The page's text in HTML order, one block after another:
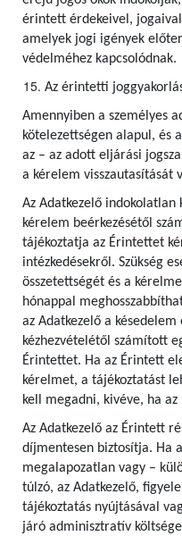
érintett érdekeivel, jogaival
amelyek jogi igények
védelméhez kapcsolódnak.
Az érintetti
Amennyiben a személyes
kötelezettségen alapul, és
az – az adott eljárási
a kérelem visszautasítását
Az Adatkezelő
kérelem beérkezésétől
tájékoztatja az Érintettet
intézkedésekről. Szükség
összetettségét és a
hónappal
az Adatkezelő a
kézhezvételétől számított
Érintettet. Ha az Érintett
kérelmet, a tájékoztatást
kell megadni, kivéve, ha
Az Adatkezelő az Érintett
díjmentesen biztosítja. Ha
megalapozatlan vagy –
túlzó, az Adatkezelő,
tájékoztatás nyújtásával
járó adminisztratív